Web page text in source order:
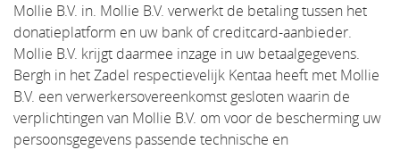
Mollie B.V. in. Mollie B.V. verwerkt de betaling tussen het
donatieplatform en uw bank of creditcard-aanbieder.
Mollie B.V. krijgt daarmee inzage in uw betaalgegevens.
Bergh in het Zadel respectievelijk Kentaa heeft met Mollie
B.V. een verwerkersovereenkomst gesloten waarin de
verplichtingen van Mollie B.V. om voor de bescherming uw
persoonsgegevens passende technische en